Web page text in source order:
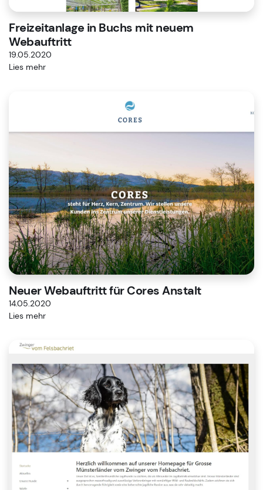
Freizeitanlage in Buchs mit neuem
Webauftritt
19.05.2020
Lies mehr
Neuer Webauftritt für Cores Anstalt
14.05.2020
Lies mehr